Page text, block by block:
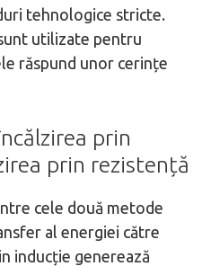
tehnologice stricte.
utilizate pentru
răspund unor cerințe
prin
prin rezistență
cele două metode
al energiei către
inducție generează